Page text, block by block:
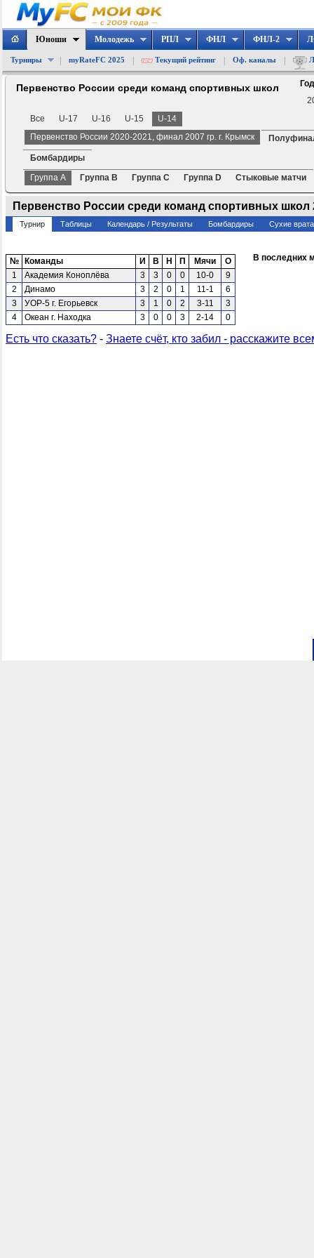
Юноши
Турниры myRateFC 2025 Текущий рейтинг Оф. каналы
Молодежь РПЛ ФНЛ ФНЛ-2
Первенство России среди команд спортивных школ
Все
U-17 U-16 U-15
U-14
Первенство России 2020-2021, финал 2007 гр. г. Крымск
Бомбардиры
Группа A
Группа B Группа C Группа D Стыковые матчи
Первенство России среди команд спортивных школ
Турнир Таблицы Календарь / Результаты Бомбардиры Сухие
№ Команды И В Н П Мячи
О
1
Академия Коноплёва 3 3 0 0 10-0
9
2
Динамо 3 2 0 1 11-1
6
3
УОР-5 г. Егорьевск 3 1 0 2 3-11
3
4
Океан г. Находка 3 0 0 3 2-14 0
В последних
Есть что сказать? - Знаете счёт, кто забил - расскажите